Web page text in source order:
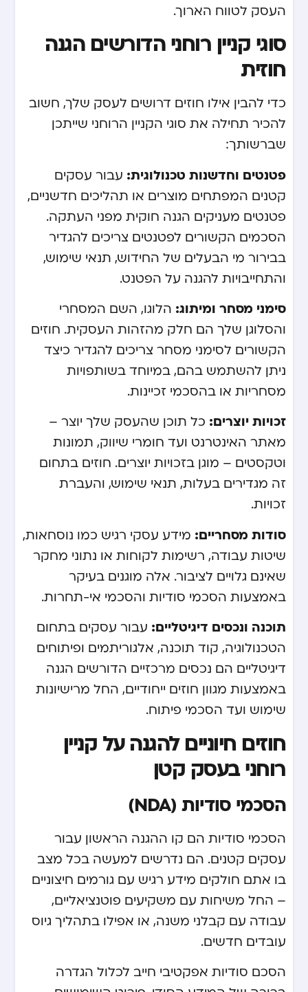
העסק לטווח הארוך.
סוגי קניין רוחני הדורשים הגנה
חוזית
כדי להבין אילו חוזים דרושים לעסק שלך, חשוב
להכיר תחילה את סוגי הקניין הרוחני שייתכן
שברשותך:
פטנטים וחדשנות טכנולוגית: עבור עסקים
קטנים המפתחים מוצרים או תהליכים חדשניים,
פטנטים מעניקים הגנה חוקית מפני העתקה.
הסכמים הקשורים לפטנטים צריכים להגדיר
בבירור מי הבעלים של החידוש, תנאי שימוש,
והתחייבויות להגנה על הפטנט.
סימני מסחר ומיתוג: הלוגו, השם המסחרי
והסלוגן שלך הם חלק מהזהות העסקית. חוזים
הקשורים לסימני מסחר צריכים להגדיר כיצד
ניתן להשתמש בהם, במיוחד בשותפויות
מסחריות או בהסכמי זכיינות.
זכויות יוצרים: כל תוכן שהעסק שלך יוצר –
מאתר האינטרנט ועד חומרי שיווק, תמונות
וטקסטים – מוגן בזכויות יוצרים. חוזים בתחום
זה מגדירים בעלות, תנאי שימוש, והעברת
זכויות.
סודות מסחריים: מידע עסקי רגיש כמו נוסחאות,
שיטות עבודה, רשימות לקוחות או נתוני מחקר
שאינם גלויים לציבור. אלה מוגנים בעיקר
באמצעות הסכמי סודיות והסכמי אי-תחרות.
תוכנה ונכסים דיגיטליים: עבור עסקים בתחום
הטכנולוגיה, קוד תוכנה, אלגוריתמים ופיתוחים
דיגיטליים הם נכסים מרכזיים הדורשים הגנה
באמצעות מגוון חוזים ייחודיים, החל מרישיונות
שימוש ועד הסכמי פיתוח.
חוזים חיוניים להגנה על קניין
רוחני בעסק קטן
הסכמי סודיות (NDA)
הסכמי סודיות הם קו ההגנה הראשון עבור
עסקים קטנים. הם נדרשים למעשה בכל מצב
בו אתם חולקים מידע רגיש עם גורמים חיצוניים
– החל משיחות עם משקיעים פוטנציאליים,
עבודה עם קבלני משנה, או אפילו בתהליך גיוס
עובדים חדשים.
הסכם סודיות אפקטיבי חייב לכלול הגדרה